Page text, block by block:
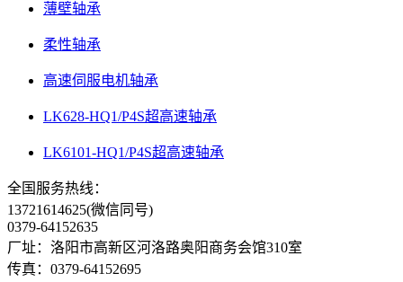
薄壁轴承
柔性轴承
高速伺服电机轴承
LK628-HQ1/P4S超高速轴承
LK6101-HQ1/P4S超高速轴承
全国服务热线：
13721614625(微信同号)
0379-64152635
厂址：洛阳市高新区河洛路奥阳商务会馆310室
传真：0379-64152695